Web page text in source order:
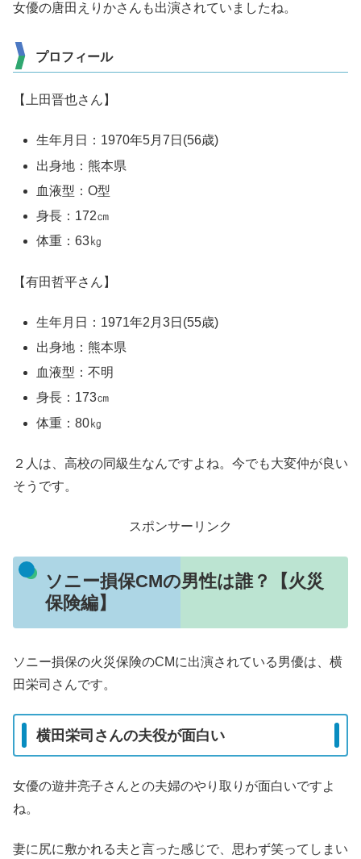
女優の唐田えりかさんも出演されていましたね。
プロフィール
【上田晋也さん】
生年月日：1970年5月7日(56歳)
出身地：熊本県
血液型：O型
身長：172㎝
体重：63㎏
【有田哲平さん】
生年月日：1971年2月3日(55歳)
出身地：熊本県
血液型：不明
身長：173㎝
体重：80㎏
２人は、高校の同級生なんですよね。今でも大変仲が良い
そうです。
スポンサーリンク
ソニー損保CMの男性は誰？【火災
保険編】
ソニー損保の火災保険のCMに出演されている男優は、横
田栄司さんです。
横田栄司さんの夫役が面白い
女優の遊井亮子さんとの夫婦のやり取りが面白いですよ
ね。
妻に尻に敷かれる夫と言った感じで、思わず笑ってしまい